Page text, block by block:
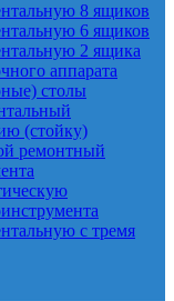
8 ящиков
6 ящиков
2 ящика
аппарата
столы
(стойку)
ремонтный
с тремя